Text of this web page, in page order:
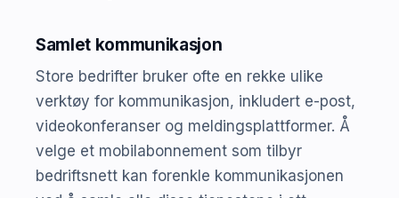
Samlet kommunikasjon
Store bedrifter bruker ofte en rekke ulike
verktøy for kommunikasjon, inkludert e-post,
videokonferanser og meldingsplattformer. Å
velge et mobilabonnement som tilbyr
bedriftsnett kan forenkle kommunikasjonen